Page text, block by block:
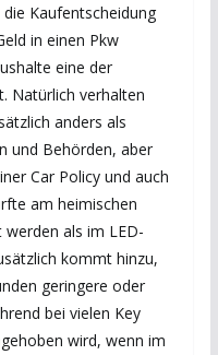
Kaufentscheidung
in einen Pkw
eine der
Natürlich verhalten
anders als
und Behörden, aber
Car Policy und auch
am heimischen
als im LED-
kommt hinzu,
geringere oder
bei vielen Key
wird, wenn im